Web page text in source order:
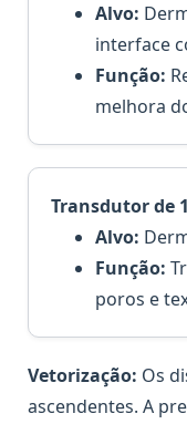
Alvo:
interface
Função:
melhora
Transdutor de
Alvo:
Função:
poros e
Vetorização: Os
ascendentes. A